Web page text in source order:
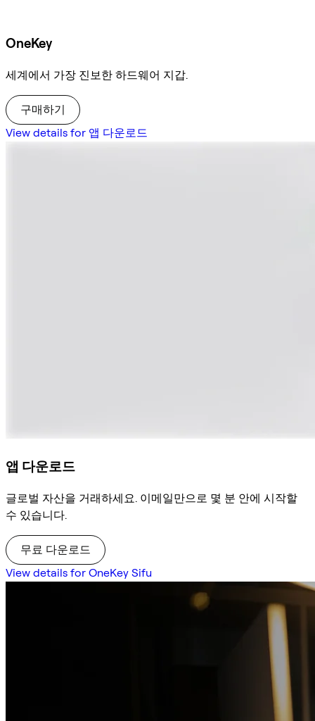
OneKey
세계에서 가장 진보한 하드웨어 지갑.
구매하기
View details for 앱 다운로드
앱 다운로드
글로벌 자산을 거래하세요. 이메일만으로 몇 분 안에 시작할
수 있습니다.
무료 다운로드
View details for OneKey Sifu